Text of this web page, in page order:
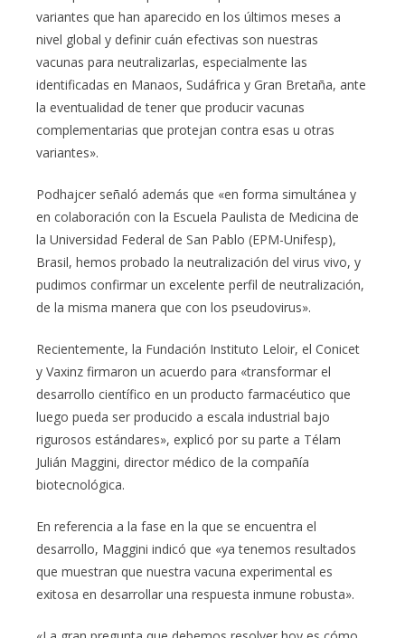
variantes que han aparecido en los últimos meses a
nivel global y definir cuán efectivas son nuestras
vacunas para neutralizarlas, especialmente las
identificadas en Manaos, Sudáfrica y Gran Bretaña, ante
la eventualidad de tener que producir vacunas
complementarias que protejan contra esas u otras
variantes».
Podhajcer señaló además que «en forma simultánea y
en colaboración con la Escuela Paulista de Medicina de
la Universidad Federal de San Pablo (EPM-Unifesp),
Brasil, hemos probado la neutralización del virus vivo, y
pudimos confirmar un excelente perfil de neutralización,
de la misma manera que con los pseudovirus».
Recientemente, la Fundación Instituto Leloir, el Conicet
y Vaxinz firmaron un acuerdo para «transformar el
desarrollo científico en un producto farmacéutico que
luego pueda ser producido a escala industrial bajo
rigurosos estándares», explicó por su parte a Télam
Julián Maggini, director médico de la compañía
biotecnológica.
En referencia a la fase en la que se encuentra el
desarrollo, Maggini indicó que «ya tenemos resultados
que muestran que nuestra vacuna experimental es
exitosa en desarrollar una respuesta inmune robusta».